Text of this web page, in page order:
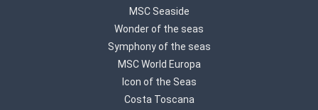
MSC Seaside
Wonder of the seas
Symphony of the seas
MSC World Europa
Icon of the Seas
Costa Toscana